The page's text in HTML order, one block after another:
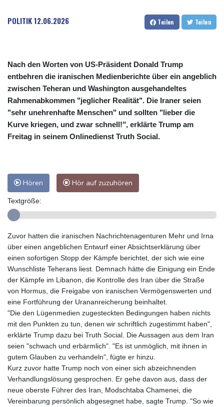
POLITIK12.06.2026 Teilen Teilen
Nach den Worten von US-Präsident Donald Trump
entbehren die iranischen Medienberichte über ein angeblich
zwischen Teheran und Washington ausgehandeltes
Rahmenabkommen "jeglicher Realität". Die Iraner seien
"sehr unehrenhafte Menschen" und sollten "lieber die
Kurve kriegen, und zwar schnell!", erklärte Trump am
Freitag in seinem Onlinedienst Truth Social.
Hören Hör auf zuzuhören
Textgröße:
Zuvor hatten die iranischen Nachrichtenagenturen Mehr und Irna
über einen angeblichen Entwurf einer Absichtserklärung über
einen sofortigen Stopp der Kämpfe berichtet, der sich wie eine
Wunschliste Teherans liest. Demnach hätte die Einigung ein Ende
der Kämpfe im Libanon, die Kontrolle des Iran über die Straße
von Hormus, die Freigabe von iranischen Vermögenswerten und
eine Fortführung der Urananreicherung beinhaltet.
"Die den Lügenmedien zugesteckten Bedingungen haben nichts
mit den Punkten zu tun, denen wir schriftlich zugestimmt haben",
erklärte Trump dazu bei Truth Social. Die Aussagen aus dem Iran
seien "schwach und erbärmlich". "Es ist unmöglich, mit ihnen in
gutem Glauben zu verhandeln", fügte er hinzu.
Kurz zuvor hatte Trump noch von einer sich abzeichnenden
Verhandlungslösung gesprochen. Er gehe davon aus, dass der
neue oberste Führer des Iran, Modschtaba Chamenei, die
Vereinbarung persönlich abgesegnet habe, sagte Trump. "So wie